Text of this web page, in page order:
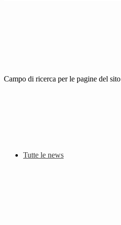
Campo di ricerca per le pagine del sito
Tutte le news